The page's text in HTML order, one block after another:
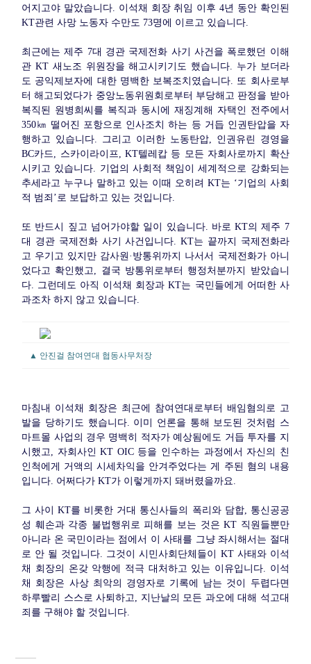
어지고야 말았습니다. 이석채 회장 취임 이후 4년 동안 확인된
KT관련 사망 노동자 수만도 73명에 이르고 있습니다.
최근에는 제주 7대 경관 국제전화 사기 사건을 폭로했던 이해
관 KT 새노조 위원장을 해고시키기도 했습니다. 누가 보더라
도 공익제보자에 대한 명백한 보복조치였습니다. 또 회사로부
터 해고되었다가 중앙노동위원회로부터 부당해고 판정을 받아
복직된 원병희씨를 복직과 동시에 재징계해 자택인 전주에서
350㎞ 떨어진 포항으로 인사조치 하는 등 거듭 인권탄압을 자
행하고 있습니다. 그리고 이러한 노동탄압, 인권유린 경영을
BC카드, 스카이라이프, KT텔레캅 등 모든 자회사로까지 확산
시키고 있습니다. 기업의 사회적 책임이 세계적으로 강화되는
추세라고 누구나 말하고 있는 이때 오히려 KT는 ‘기업의 사회
적 범죄’로 보답하고 있는 것입니다.
또 반드시 짚고 넘어가야할 일이 있습니다. 바로 KT의 제주 7
대 경관 국제전화 사기 사건입니다. KT는 끝까지 국제전화라
고 우기고 있지만 감사원·방통위까지 나서서 국제전화가 아니
었다고 확인했고, 결국 방통위로부터 행정처분까지 받았습니
다. 그런데도 아직 이석채 회장과 KT는 국민들에게 어떠한 사
과조차 하지 않고 있습니다.
▲ 안진걸 참여연대 협동사무처장
마침내 이석채 회장은 최근에 참여연대로부터 배임혐의로 고
발을 당하기도 했습니다. 이미 언론을 통해 보도된 것처럼 스
마트몰 사업의 경우 명백히 적자가 예상됨에도 거듭 투자를 지
시했고, 자회사인 KT OIC 등을 인수하는 과정에서 자신의 친
인척에게 거액의 시세차익을 안겨주었다는 게 주된 혐의 내용
입니다. 어쩌다가 KT가 이렇게까지 돼버렸을까요.
그 사이 KT를 비롯한 거대 통신사들의 폭리와 담합, 통신공공
성 훼손과 각종 불법행위로 피해를 보는 것은 KT 직원들뿐만
아니라 온 국민이라는 점에서 이 사태를 그냥 좌시해서는 절대
로 안 될 것입니다. 그것이 시민사회단체들이 KT 사태와 이석
채 회장의 온갖 악행에 적극 대처하고 있는 이유입니다. 이석
채 회장은 사상 최악의 경영자로 기록에 남는 것이 두렵다면
하루빨리 스스로 사퇴하고, 지난날의 모든 과오에 대해 석고대
죄를 구해야 할 것입니다.